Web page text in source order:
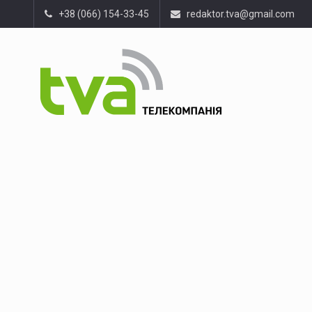
+38 (066) 154-33-45 redaktor.tva@gmail.com